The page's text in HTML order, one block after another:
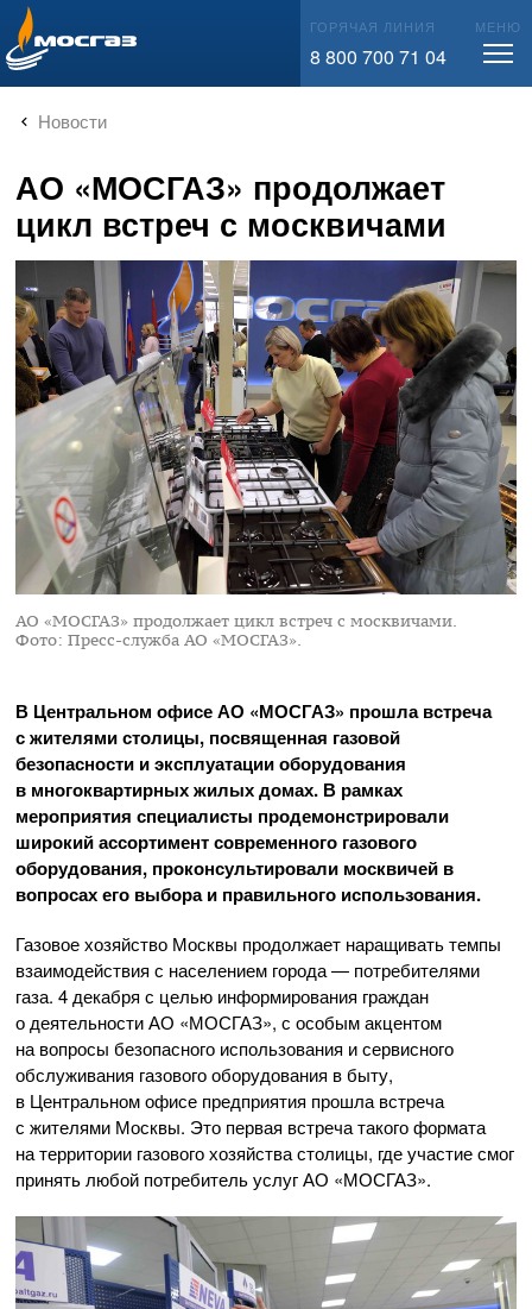
info@mos-gaz.ru ГОРЯЧАЯ ЛИНИЯ
8 800 700 71 04
МЕНЮ
Новости
АО «МОСГАЗ» продолжает
цикл встреч с москвичами
АО «МОСГАЗ» продолжает цикл встреч с москвичами.
Фото: Пресс-служба АО «МОСГАЗ».
В Центральном офисеАО «МОСГАЗ» прошла встреча
с жителями столицы, посвященная газовой
безопасности и эксплуатации оборудования
в многоквартирных жилых домах. В рамках
мероприятия специалисты продемонстрировали
широкий ассортимент современного газового
оборудования, проконсультировали москвичей в
вопросах его выбора и правильного использования.
Газовое хозяйство Москвы продолжает наращивать темпы
взаимодействия с населением города — потребителями
газа. 4 декабря с целью информирования граждан
о деятельностиАО «МОСГАЗ», с особым акцентом
на вопросы безопасного использования и сервисного
обслуживания газового оборудования в быту,
в Центральном офисе предприятия прошла встреча
с жителями Москвы. Это первая встреча такого формата
на территории газового хозяйства столицы, где участие смог
принять любой потребитель услугАО «МОСГАЗ».